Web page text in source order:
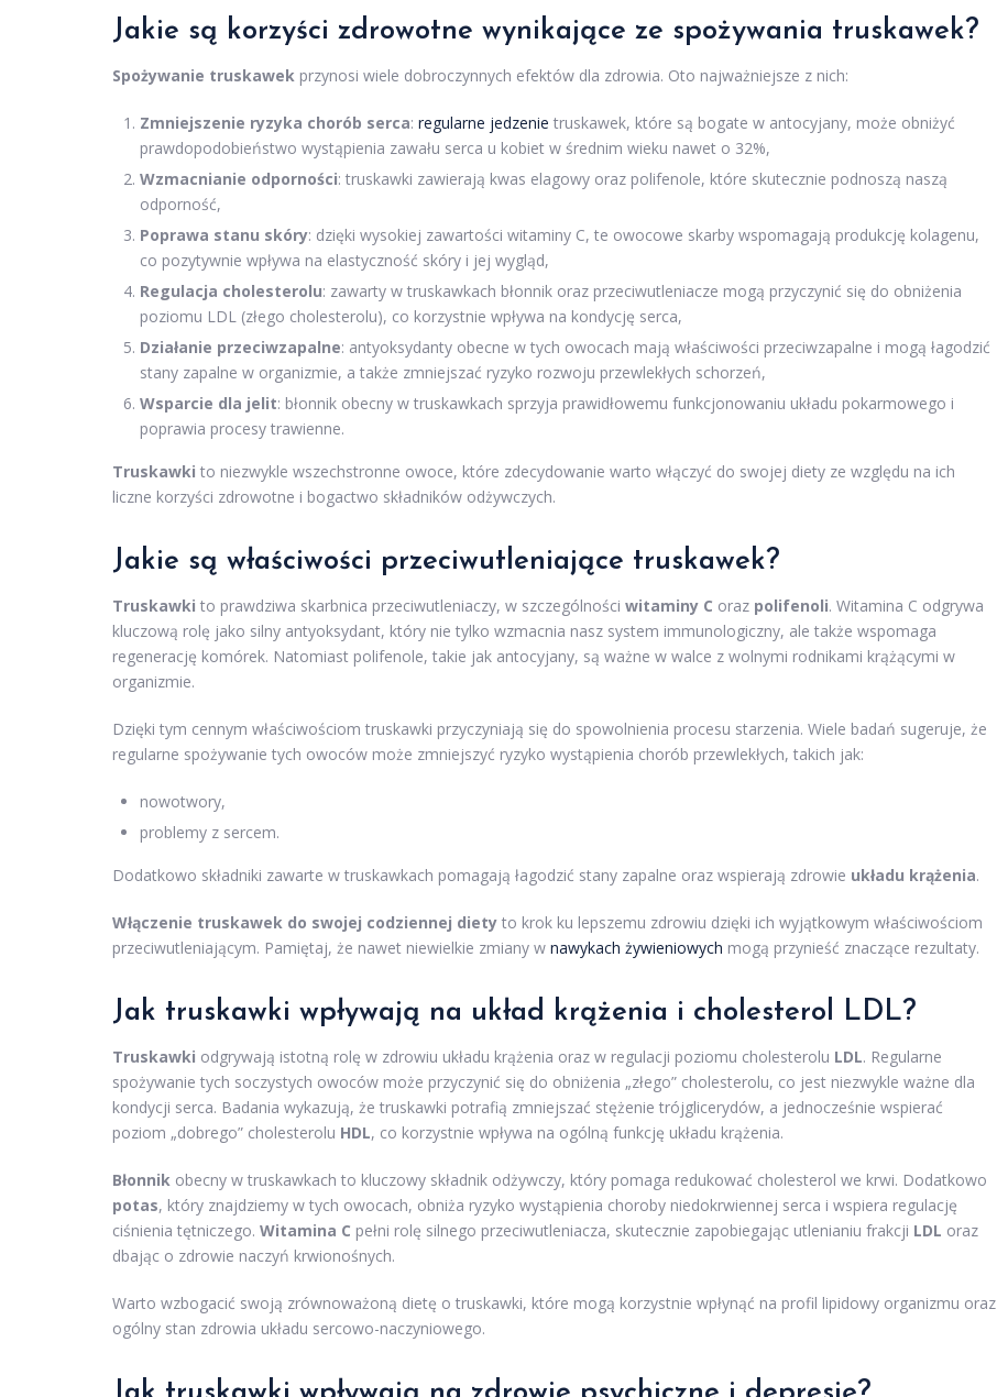
Jakie są korzyści zdrowotne wynikające ze spożywania truskawek?
Spożywanie truskawek przynosi wiele dobroczynnych efektów dla zdrowia. Oto najważniejsze z nich:
Zmniejszenie ryzyka chorób serca: regularne jedzenie truskawek, które są bogate w antocyjany, może obniżyć
prawdopodobieństwo wystąpienia zawału serca u kobiet w średnim wieku nawet o 32%,
Wzmacnianie odporności: truskawki zawierają kwas elagowy oraz polifenole, które skutecznie podnoszą naszą
odporność,
Poprawa stanu skóry: dzięki wysokiej zawartości witaminy C, te owocowe skarby wspomagają produkcję kolagenu,
co pozytywnie wpływa na elastyczność skóry i jej wygląd,
Regulacja cholesterolu: zawarty w truskawkach błonnik oraz przeciwutleniacze mogą przyczynić się do obniżenia
poziomu LDL (złego cholesterolu), co korzystnie wpływa na kondycję serca,
Działanie przeciwzapalne: antyoksydanty obecne w tych owocach mają właściwości przeciwzapalne i mogą łagodzić
stany zapalne w organizmie, a także zmniejszać ryzyko rozwoju przewlekłych schorzeń,
Wsparcie dla jelit: błonnik obecny w truskawkach sprzyja prawidłowemu funkcjonowaniu układu pokarmowego i
poprawia procesy trawienne.
Truskawki to niezwykle wszechstronne owoce, które zdecydowanie warto włączyć do swojej diety ze względu na ich
liczne korzyści zdrowotne i bogactwo składników odżywczych.
Jakie są właściwości przeciwutleniające truskawek?
Truskawki to prawdziwa skarbnica przeciwutleniaczy, w szczególności witaminy C oraz polifenoli. Witamina C odgrywa
kluczową rolę jako silny antyoksydant, który nie tylko wzmacnia nasz system immunologiczny, ale także wspomaga
regenerację komórek. Natomiast polifenole, takie jak antocyjany, są ważne w walce z wolnymi rodnikami krążącymi w
organizmie.
Dzięki tym cennym właściwościom truskawki przyczyniają się do spowolnienia procesu starzenia. Wiele badań sugeruje, że
regularne spożywanie tych owoców może zmniejszyć ryzyko wystąpienia chorób przewlekłych, takich jak:
nowotwory,
problemy z sercem.
Dodatkowo składniki zawarte w truskawkach pomagają łagodzić stany zapalne oraz wspierają zdrowie układu krążenia.
Włączenie truskawek do swojej codziennej diety to krok ku lepszemu zdrowiu dzięki ich wyjątkowym właściwościom
przeciwutleniającym. Pamiętaj, że nawet niewielkie zmiany w nawykach żywieniowych mogą przynieść znaczące rezultaty.
Jak truskawki wpływają na układ krążenia i cholesterol LDL?
Truskawki odgrywają istotną rolę w zdrowiu układu krążenia oraz w regulacji poziomu cholesterolu LDL. Regularne
spożywanie tych soczystych owoców może przyczynić się do obniżenia „złego” cholesterolu, co jest niezwykle ważne dla
kondycji serca. Badania wykazują, że truskawki potrafią zmniejszać stężenie trójglicerydów, a jednocześnie wspierać
poziom „dobrego” cholesterolu HDL, co korzystnie wpływa na ogólną funkcję układu krążenia.
Błonnik obecny w truskawkach to kluczowy składnik odżywczy, który pomaga redukować cholesterol we krwi. Dodatkowo
potas, który znajdziemy w tych owocach, obniża ryzyko wystąpienia choroby niedokrwiennej serca i wspiera regulację
ciśnienia tętniczego. Witamina C pełni rolę silnego przeciwutleniacza, skutecznie zapobiegając utlenianiu frakcji LDL oraz
dbając o zdrowie naczyń krwionośnych.
Warto wzbogacić swoją zrównoważoną dietę o truskawki, które mogą korzystnie wpłynąć na profil lipidowy organizmu oraz
ogólny stan zdrowia układu sercowo-naczyniowego.